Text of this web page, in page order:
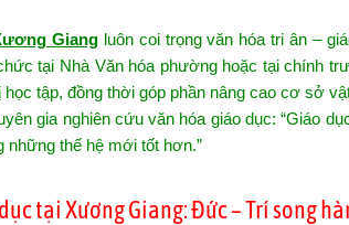
Giangluôn coi trọng văn hóa tri ân –
tại Nhà Văn hóa phường hoặc tại chính
tập, đồng thời góp phần nâng cao cơ sở
gia nghiên cứu văn hóa giáo dục: “Giáo
những thế hệ mới tốt hơn.”
tại Xương Giang: Đức – Trí song